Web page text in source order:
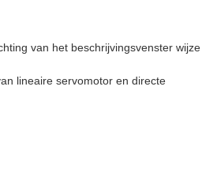
van het beschrijvingsvenster
lineaire servomotor en directe